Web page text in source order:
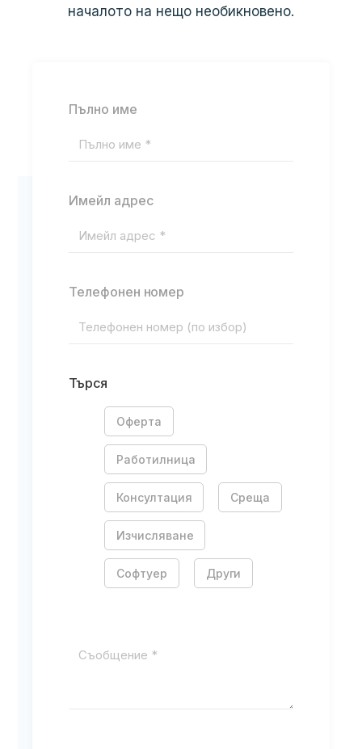
началото на нещо необикновено.
Пълно име
Имейл адрес
Телефонен номер
Търся
Оферта
Работилница
Консултация Среща
Изчисляване
Софтуер Други